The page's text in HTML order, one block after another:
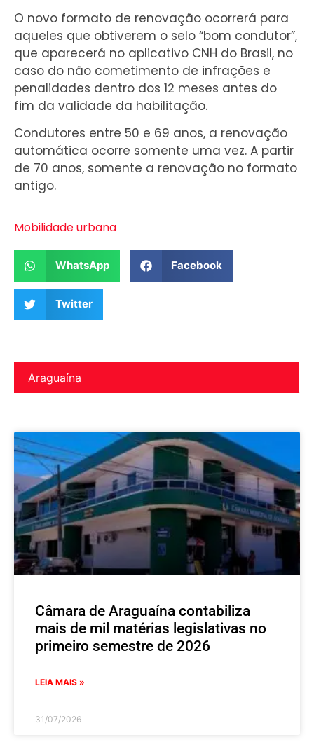
O novo formato de renovação ocorrerá para
aqueles que obtiverem o selo “bom condutor”,
que aparecerá no aplicativo CNH do Brasil, no
caso do não cometimento de infrações e
penalidades dentro dos 12 meses antes do
fim da validade da habilitação.
Condutores entre 50 e 69 anos, a renovação
automática ocorre somente uma vez. A partir
de 70 anos, somente a renovação no formato
antigo.
Mobilidade urbana
WhatsApp Facebook
Twitter
Araguaína
Câmara de Araguaína contabiliza
mais de mil matérias legislativas no
primeiro semestre de 2026
LEIA MAIS »
31/07/2026